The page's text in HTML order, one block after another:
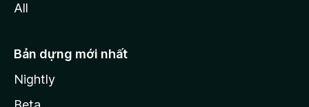
All
Bản dựng mới nhất
Nightly